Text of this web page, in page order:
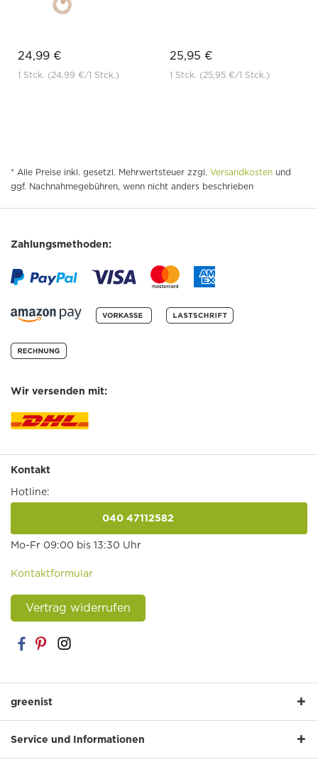
24,99 €
1 Stck. (24,99 €/1 Stck.)
25,95 €
1 Stck. (25,95 €/1 Stck.)
* Alle Preise inkl. gesetzl. Mehrwertsteuer zzgl. Versandkosten und
ggf. Nachnahmegebühren, wenn nicht anders beschrieben
Zahlungsmethoden:
Wir versenden mit:
Kontakt
Hotline:
040 47112582
Mo-Fr 09:00 bis 13:30 Uhr
Kontaktformular
Vertrag widerrufen
greenist
Service und Informationen